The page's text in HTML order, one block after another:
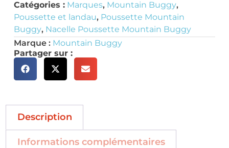
Catégories : Marques, Mountain Buggy,
Poussette et landau, Poussette Mountain
Buggy, Nacelle Poussette Mountain Buggy
Marque : Mountain Buggy
Partager sur :
Description
Informations complémentaires